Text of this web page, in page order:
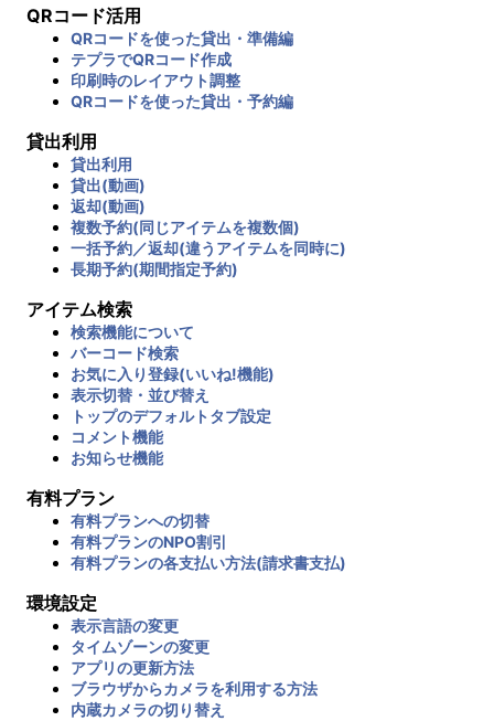
QRコード活用
QRコードを使った貸出・準備編
テプラでQRコード作成
印刷時のレイアウト調整
QRコードを使った貸出・予約編
貸出利用
貸出利用
貸出(動画)
返却(動画)
複数予約(同じアイテムを複数個)
一括予約／返却(違うアイテムを同時に)
長期予約(期間指定予約)
アイテム検索
検索機能について
バーコード検索
お気に入り登録(いいね!機能)
表示切替・並び替え
トップのデフォルトタブ設定
コメント機能
お知らせ機能
有料プラン
有料プランへの切替
有料プランのNPO割引
有料プランの各支払い方法(請求書支払)
環境設定
表示言語の変更
タイムゾーンの変更
アプリの更新方法
ブラウザからカメラを利用する方法
内蔵カメラの切り替え